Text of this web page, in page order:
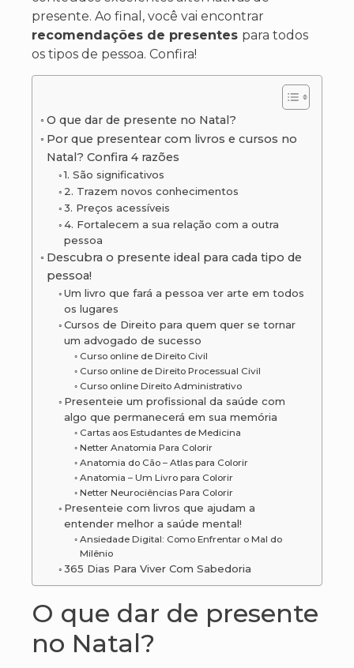
presente. Ao final, você vai encontrar
recomendações de presentes para todos
os tipos de pessoa. Confira!
O que dar de presente no Natal?
Por que presentear com livros e cursos no
Natal? Confira 4 razões
1. São significativos
2. Trazem novos conhecimentos
3. Preços acessíveis
4. Fortalecem a sua relação com a outra
pessoa
Descubra o presente ideal para cada tipo de
pessoa!
Um livro que fará a pessoa ver arte em todos
os lugares
Cursos de Direito para quem quer se tornar
um advogado de sucesso
Curso online de Direito Civil
Curso online de Direito Processual Civil
Curso online Direito Administrativo
Presenteie um profissional da saúde com
algo que permanecerá em sua memória
Cartas aos Estudantes de Medicina
Netter Anatomia Para Colorir
Anatomia do Cão – Atlas para Colorir
Anatomia – Um Livro para Colorir
Netter Neurociências Para Colorir
Presenteie com livros que ajudam a
entender melhor a saúde mental!
Ansiedade Digital: Como Enfrentar o Mal do
Milênio
365 Dias Para Viver Com Sabedoria
O que dar de presente
no Natal?